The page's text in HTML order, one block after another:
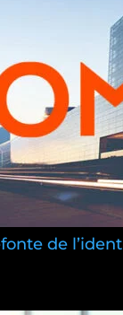
de